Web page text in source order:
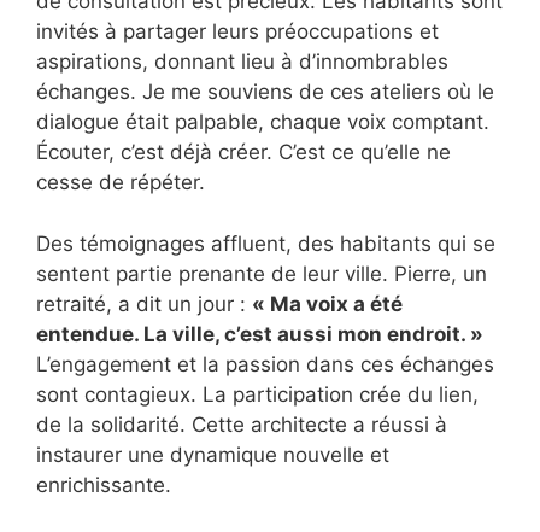
invités à partager leurs préoccupations et
aspirations, donnant lieu à d’innombrables
échanges. Je me souviens de ces ateliers où le
dialogue était palpable, chaque voix comptant.
Écouter, c’est déjà créer. C’est ce qu’elle ne
cesse de répéter.
Des témoignages affluent, des habitants qui se
sentent partie prenante de leur ville. Pierre, un
retraité, a dit un jour : « Ma voix a été
entendue. La ville, c’est aussi mon endroit. »
L’engagement et la passion dans ces échanges
sont contagieux. La participation crée du lien,
de la solidarité. Cette architecte a réussi à
instaurer une dynamique nouvelle et
enrichissante.